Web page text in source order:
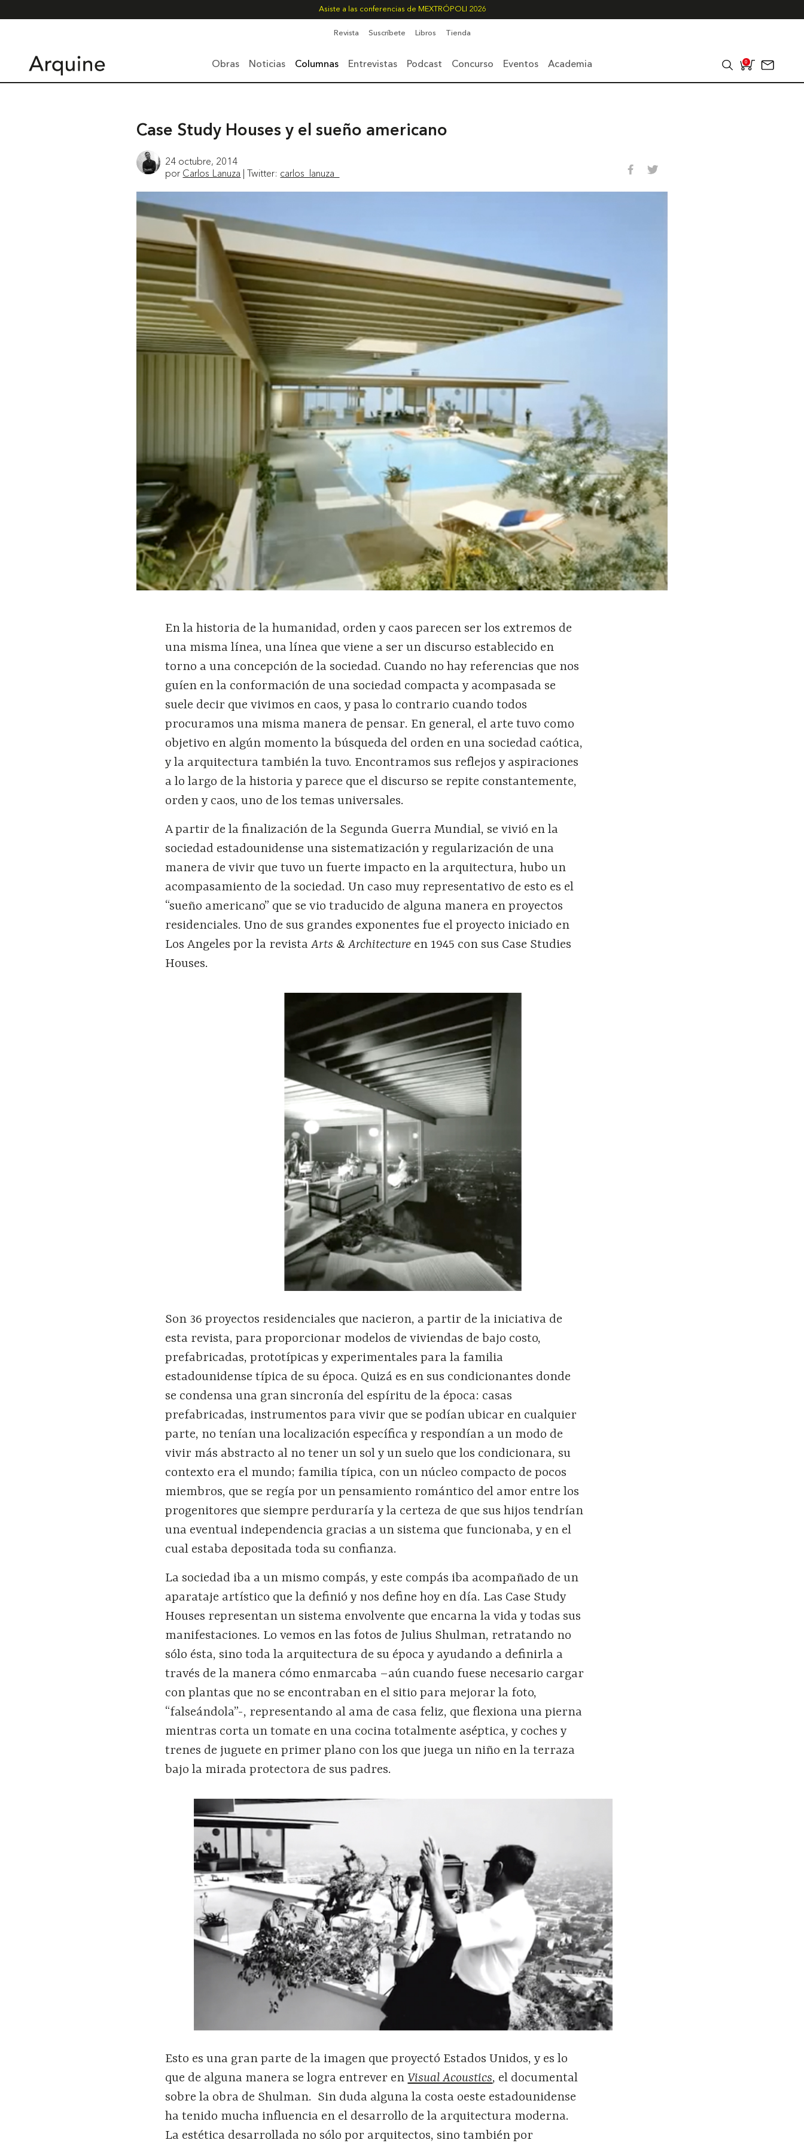
Asiste a las conferencias de MEXTRÓPOLI 2026
Revista Suscríbete Libros Tienda
Obras Noticias Columnas Entrevistas Podcast Concurso Eventos Academia 0
Case Study Houses y el sueño americano
24 octubre, 2014
por Carlos Lanuza | Twitter: carlos_lanuza_
En la historia de la humanidad, orden y caos parecen ser los extremos de
una misma línea, una línea que viene a ser un discurso establecido en
torno a una concepción de la sociedad. Cuando no hay referencias que nos
guíen en la conformación de una sociedad compacta y acompasada se
suele decir que vivimos en caos, y pasa lo contrario cuando todos
procuramos una misma manera de pensar. En general, el arte tuvo como
objetivo en algún momento la búsqueda del orden en una sociedad caótica,
y la arquitectura también la tuvo. Encontramos sus reflejos y aspiraciones
a lo largo de la historia y parece que el discurso se repite constantemente,
orden y caos, uno de los temas universales.
A partir de la finalización de la Segunda Guerra Mundial, se vivió en la
sociedad estadounidense una sistematización y regularización de una
manera de vivir que tuvo un fuerte impacto en la arquitectura, hubo un
acompasamiento de la sociedad. Un caso muy representativo de esto es el
“sueño americano” que se vio traducido de alguna manera en proyectos
residenciales. Uno de sus grandes exponentes fue el proyecto iniciado en
Los Angeles por la revistaArts & Architecture en 1945 con sus Case Studies
Houses.
Son 36 proyectos residenciales que nacieron, a partir de la iniciativa de
esta revista, para proporcionar modelos de viviendas de bajo costo,
prefabricadas, prototípicas y experimentales para la familia
estadounidense típica de su época. Quizá es en sus condicionantes donde
se condensa una gran sincronía del espíritu de la época: casas
prefabricadas, instrumentos para vivir que se podían ubicar en cualquier
parte, no tenían una localización específica y respondían a un modo de
vivir más abstracto al no tener un sol y un suelo que los condicionara, su
contexto era el mundo; familia típica, con un núcleo compacto de pocos
miembros, que se regía por un pensamiento romántico del amor entre los
progenitores que siempre perduraría y la certeza de que sus hijos tendrían
una eventual independencia gracias a un sistema que funcionaba, y en el
cual estaba depositada toda su confianza.
La sociedad iba a un mismo compás, y este compás iba acompañado de un
aparataje artístico que la definió y nos define hoy en día. Las Case Study
Houses representan un sistema envolvente que encarna la vida y todas sus
manifestaciones. Lo vemos en las fotos de Julius Shulman, retratando no
sólo ésta, sino toda la arquitectura de su época y ayudando a definirla a
través de la manera cómo enmarcaba –aún cuando fuese necesario cargar
con plantas que no se encontraban en el sitio para mejorar la foto,
“falseándola”-, representando al ama de casa feliz, que flexiona una pierna
mientras corta un tomate en una cocina totalmente aséptica, y coches y
trenes de juguete en primer plano con los que juega un niño en la terraza
bajo la mirada protectora de sus padres.
Esto es una gran parte de la imagen que proyectó Estados Unidos, y es lo
que de alguna manera se logra entrever en Visual Acoustics, el documental
sobre la obra de Shulman. Sin duda alguna la costa oeste estadounidense
ha tenido mucha influencia en el desarrollo de la arquitectura moderna.
La estética desarrollada no sólo por arquitectos, sino también por